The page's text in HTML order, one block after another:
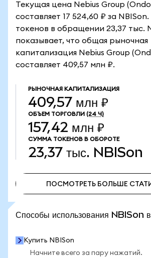
Текущая цена Nebius Group
составляет 17 524,60 ₽ за
токенов в обращении 23,37 тыс.
показывает, что общая рыночная
капитализация Nebius Group
составляет 409,57 млн ₽.
РЫНОЧНАЯ КАПИТАЛИЗАЦИЯ
409,57 млн ₽
ОБЪЕМ ТОРГОВЛИ (24 Ч)
157,42 млн ₽
СУММА ТОКЕНОВ В ОБОРОТЕ
23,37 тыс. NBISon
ПОСМОТРЕТЬ БОЛЬШЕ
Способы использования
Купить NBISon
Начните всего за пару нажатий.